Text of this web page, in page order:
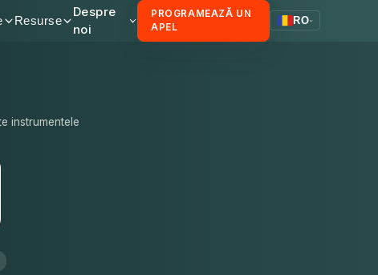
Resurse
Despre
noi
PROGRAMEAZĂ UN
APEL
RO
instrumentele